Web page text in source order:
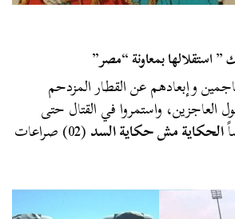
استقلالها بمعاونة “مصر”
وإبعادهم عن القطار المزدحم
العاجزين، واستمروا في القتال حتى
الحكاية مش حكاية السد (02) صراعات